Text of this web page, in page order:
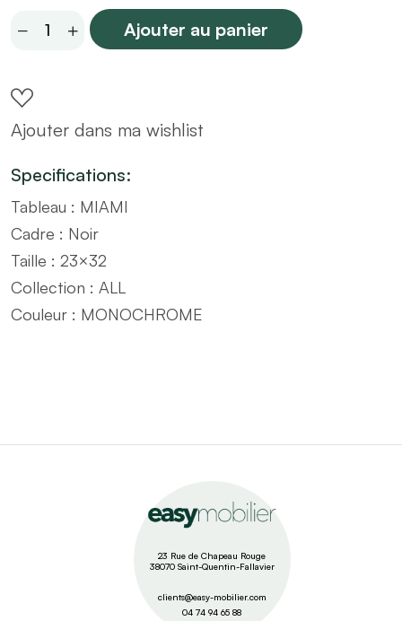
Tableau
cadre
noir
MONOCHROME
–
Taille
23x32
quantity
Ajouter au panier
Ajouter dans ma wishlist
Specifications:
Tableau : MIAMI
Cadre : Noir
Taille : 23×32
Collection : ALL
Couleur : MONOCHROME
23 Rue de Chapeau Rouge
38070 Saint-Quentin-Fallavier
clients@easy-mobilier.com
04 74 94 65 88